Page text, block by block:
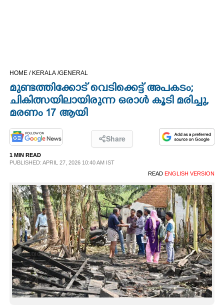
OPINION
PHOTOS
LIFESTYLE
SPIRITUAL
INFO+
ART
ASTRO
HOME / KERALA /GENERAL
മുണ്ടത്തിക്കോട് വെടിക്കെട്ട് അപകടം;
ചികിത്സയിലായിരുന്ന ഒരാൾ കൂടി മരിച്ചു,
മരണം 17 ആയി
Share
1 MIN READ
PUBLISHED: APRIL 27, 2026 10:40 AM IST
READ ENGLISH VERSION